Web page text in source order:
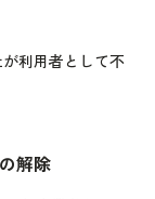
利用者として不
解除